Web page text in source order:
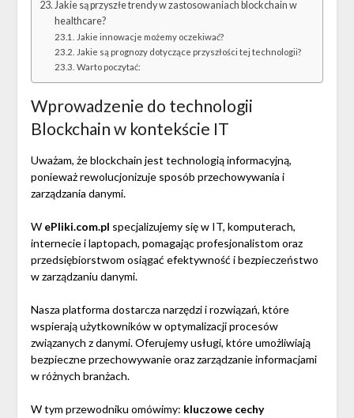
Jakie są przyszłe trendy w zastosowaniach blockchain w
healthcare?
Jakie innowacje możemy oczekiwać?
Jakie są prognozy dotyczące przyszłości tej technologii?
Warto poczytać:
Wprowadzenie do technologii
Blockchain w kontekście IT
Uważam, że blockchain jest technologią informacyjną,
ponieważ rewolucjonizuje sposób przechowywania i
zarządzania danymi.
W ePliki.com.pl specjalizujemy się w IT, komputerach,
internecie i laptopach, pomagając profesjonalistom oraz
przedsiębiorstwom osiągać efektywność i bezpieczeństwo
w zarządzaniu danymi.
Nasza platforma dostarcza narzędzi i rozwiązań, które
wspierają użytkowników w optymalizacji procesów
związanych z danymi. Oferujemy usługi, które umożliwiają
bezpieczne przechowywanie oraz zarządzanie informacjami
w różnych branżach.
W tym przewodniku omówimy: kluczowe cechy